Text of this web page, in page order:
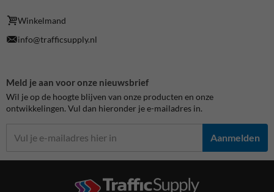
Winkelmand
info@trafficsupply.nl
Meld je aan voor onze nieuwsbrief
Wil je op de hoogte blijven van onze producten en onze
ontwikkelingen. Vul dan hieronder je e-mailadres in.
Aanmelden